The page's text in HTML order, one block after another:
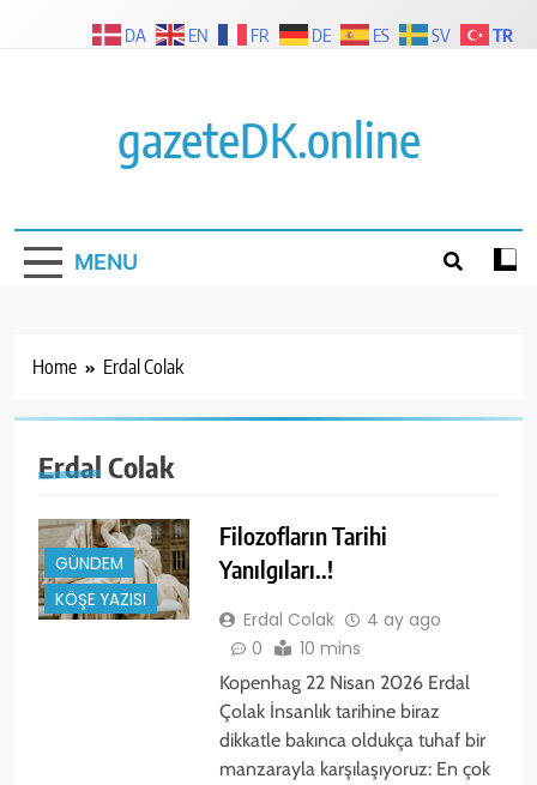
gazeteDK.online
MENU
Home Erdal Colak
Erdal Colak
GÜNDEM
KÖŞE YAZISI
Filozofların Tarihi
Yanılgıları..!
Erdal Colak
4 ay ago
0
10 mins
Kopenhag 22 Nisan 2026 Erdal
Çolak İnsanlık tarihine biraz
dikkatle bakınca oldukça tuhaf bir
manzarayla karşılaşıyoruz: En çok
DA EN FR DE ES SV TR